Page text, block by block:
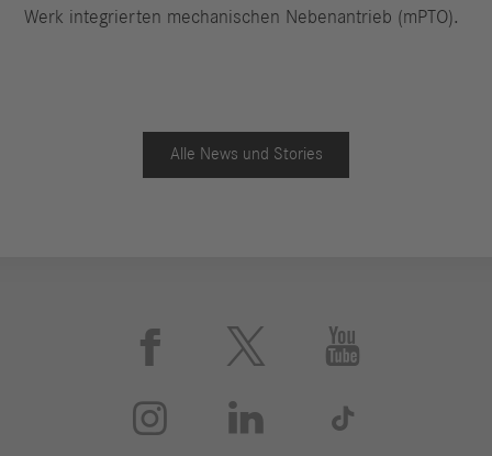
Werk integrierten mechanischen Nebenantrieb (mPTO).
Alle News und Stories
 


 